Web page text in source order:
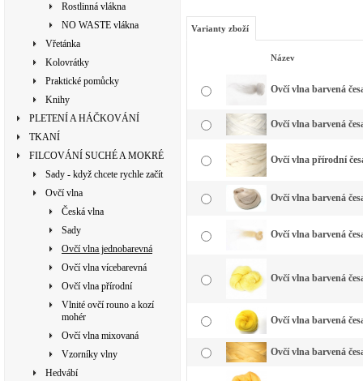
Rostlinná vlákna
NO WASTE vlákna
Vřetánka
Kolovrátky
Praktické pomůcky
Knihy
PLETENÍ A HÁČKOVÁNÍ
TKANÍ
FILCOVÁNÍ SUCHÉ A MOKRÉ
Sady - když chcete rychle začít
Ovčí vlna
Česká vlna
Sady
Ovčí vlna jednobarevná
Ovčí vlna vícebarevná
Ovčí vlna přírodní
Vlnité ovčí rouno a kozí
mohér
Ovčí vlna mixovaná
Vzorníky vlny
Hedvábí
Varianty zboží
Název
Ovčí vlna barvená
Ovčí vlna barvená
Ovčí vlna přírodní
Ovčí vlna barvená
Ovčí vlna barvená
Ovčí vlna barvená
Ovčí vlna barvená
Ovčí vlna barvená